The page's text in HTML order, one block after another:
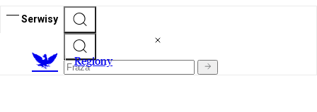
Serwisy
Regiony